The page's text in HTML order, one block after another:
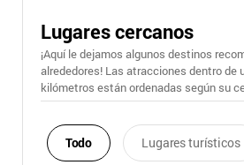
Lugares cercanos
¡Aquí le dejamos algunos destinos
alrededores! Las atracciones dentro de
kilómetros están ordenadas según su
Todo Lugares turísticos